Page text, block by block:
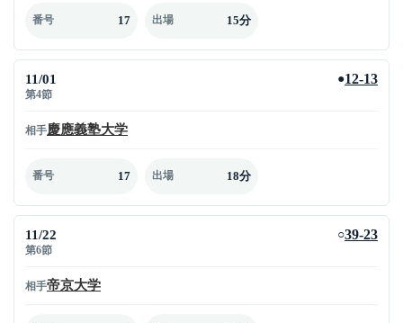
番号 17 出場 15分
11/01
第4節
●12-13
相手慶應義塾大学
番号 17 出場 18分
11/22
第6節
○39-23
相手帝京大学